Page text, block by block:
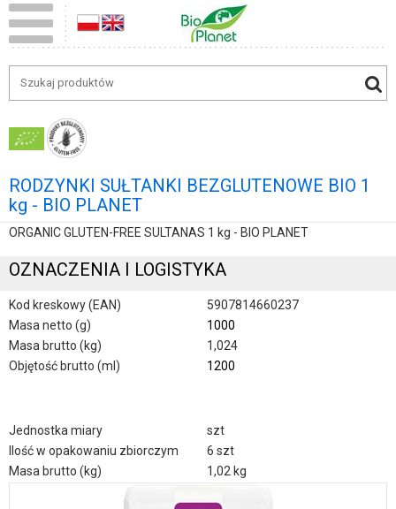
RODZYNKI SUŁTANKI BEZGLUTENOWE BIO 1
kg - BIO PLANET
ORGANIC GLUTEN-FREE SULTANAS 1 kg - BIO PLANET
OZNACZENIA I LOGISTYKA
Kod kreskowy (EAN)
5907814660237
Masa netto (g)
1000
Masa brutto (kg)
1,024
Objętość brutto (ml)
1200
Jednostka miary
szt
Ilość w opakowaniu zbiorczym
6 szt
Masa brutto (kg)
1,02 kg